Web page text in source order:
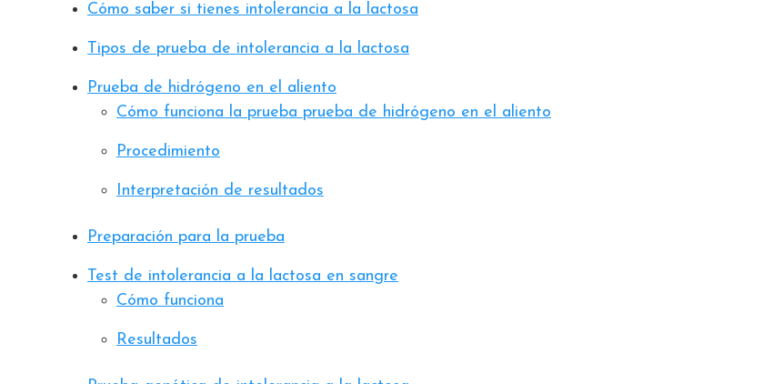
Cómo saber si tienes intolerancia a la lactosa
Tipos de prueba de intolerancia a la lactosa
Prueba de hidrógeno en el aliento
Cómo funciona la prueba prueba de hidrógeno en el aliento
Procedimiento
Interpretación de resultados
Preparación para la prueba
Test de intolerancia a la lactosa en sangre
Cómo funciona
Resultados